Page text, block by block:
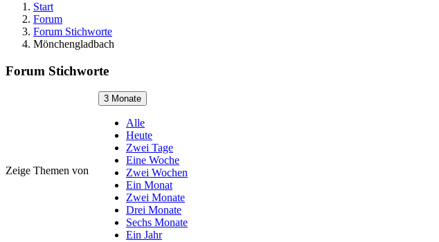
Start
Forum
Forum Stichworte
Mönchengladbach
Forum Stichworte
Zeige Themen von
3 Monate
Alle
Heute
Zwei Tage
Eine Woche
Zwei Wochen
Ein Monat
Zwei Monate
Drei Monate
Sechs Monate
Ein Jahr